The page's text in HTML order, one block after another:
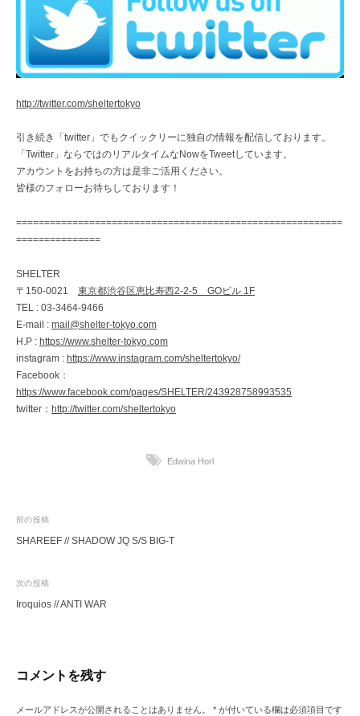
http://twitter.com/sheltertokyo
引き続き「twitter」でもクイックリーに独自の情報を配信しております。
「Twitter」ならではのリアルタイムなNowをTweetしています。
アカウントをお持ちの方は是非ご活用ください。
皆様のフォローお待ちしております！
==========================================================
===============
SHELTER
〒150-0021 東京都渋谷区恵比寿西2-2-5 GOビル 1F
TEL : 03-3464-9466
E-mail : mail@shelter-tokyo.com
H.P : https://www.shelter-tokyo.com
instagram : https://www.instagram.com/sheltertokyo/
Facebook：
https://www.facebook.com/pages/SHELTER/243928758993535
twitter： http://twitter.com/sheltertokyo
Edwina Horl
投
稿
ビ
ゲ
ョ
ン
前の投稿
SHAREEF // SHADOW JQ S/S BIG-T
次の投稿
Iroquios // ANTI WAR
コメントを残す
メールアドレスが公開されることはありません。 * が付いている欄は必須項目です